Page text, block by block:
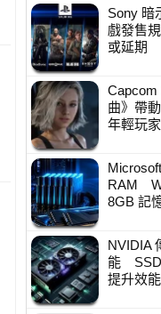
Sony 暗
戲發售
或延期
Capcom
曲》帶
年輕玩家
RAM
8GB 記
NVIDIA
能 SSD
提升效能